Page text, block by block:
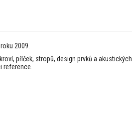
2009.
příček, stropů, design prvků a akustických
reference.